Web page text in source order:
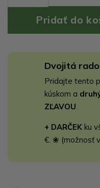
Dvojitá
Pridajte tento
kúskom a
ZĽAVOU
+ DARČEK ku
€. ❀ (možnosť